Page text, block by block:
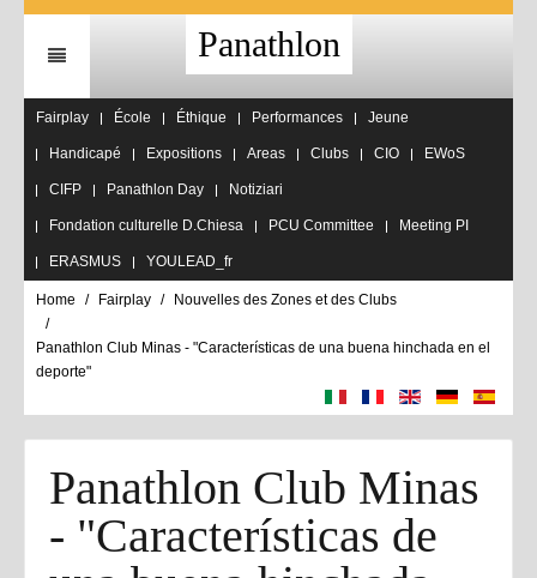
Panathlon
Fairplay École Éthique Performances Jeune
Handicapé Expositions Areas Clubs CIO EWoS
CIFP Panathlon Day Notiziari
Fondation culturelle D.Chiesa PCU Committee Meeting PI
ERASMUS YOULEAD_fr
Home Fairplay Nouvelles des Zones et des Clubs
Panathlon Club Minas - "Características de una buena hinchada en el
deporte"
Panathlon Club Minas
- "Características de